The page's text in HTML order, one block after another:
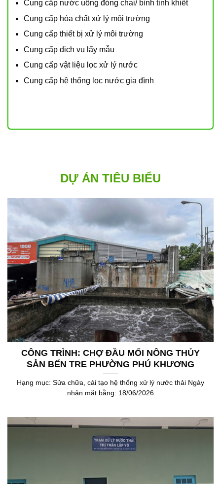
Cung cấp nước uống đóng chai/ bình tinh khiết
Cung cấp hóa chất xử lý môi trường
Cung cấp thiết bị xử lý môi trường
Cung cấp dịch vụ lấy mẫu
Cung cấp vật liệu lọc xử lý nước
Cung cấp hệ thống lọc nước gia đình
DỰ ÁN TIÊU BIỂU
CÔNG TRÌNH: CHỢ ĐẦU MỐI NÔNG THỦY
SẢN BẾN TRE PHƯỜNG PHÚ KHƯƠNG
Hạng mục: Sửa chữa, cải tạo hệ thống xử lý nước thải Ngày
nhận mặt bằng: 18/06/2026